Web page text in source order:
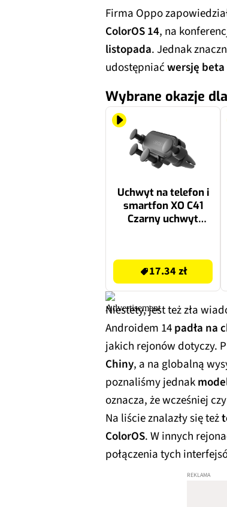
Firma Oppo
ColorOS 14, na
listopada. Jednak
udostępniaćwersję
Wybrane okazje
Uchwyt na telefon i
smartfon XO C41
Czarny uchwyt
17.34 zł
Niestety, jest też zła
Androidem 14padła na
jakich rejonów dotyczy.
Chiny, a na globalną
poznaliśmy jednak
oznacza, że wcześniej
Na liście znalazły się też
ColorOS. W innych
połączenia tych